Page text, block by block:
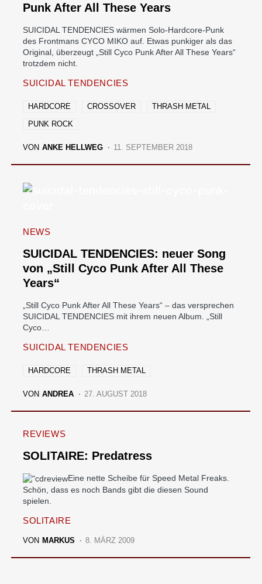
Punk After All These Years
SUICIDAL TENDENCIES wärmen Solo-Hardcore-Punk
des Frontmans CYCO MIKO auf. Etwas punkiger als das
Original, überzeugt „Still Cyco Punk After All These Years“
trotzdem nicht.
SUICIDAL TENDENCIES
HARDCORE CROSSOVER
THRASH METAL
PUNK ROCK
VON ANKE HELLWEG 11. SEPTEMBER 2018
NEWS
SUICIDAL TENDENCIES: neuer Song
von „Still Cyco Punk After All These
Years“
„Still Cyco Punk After All These Years“ – das versprechen
SUICIDAL TENDENCIES mit ihrem neuen Album. „Still
Cyco…
SUICIDAL TENDENCIES
HARDCORE THRASH METAL
VON ANDREA 27. AUGUST 2018
REVIEWS
SOLITAIRE: Predatress
Eine nette Scheibe für Speed Metal Freaks.
Schön, dass es noch Bands gibt die diesen Sound
spielen.
SOLITAIRE
VON MARKUS 8. MÄRZ 2009